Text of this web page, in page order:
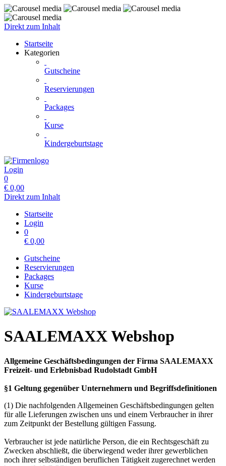
Direkt zum Inhalt
Startseite
Kategorien
Gutscheine
Reservierungen
Packages
Kurse
Kindergeburtstage
Login
0
€ 0,00
Direkt zum Inhalt
Startseite
Login
0
€ 0,00
Gutscheine
Reservierungen
Packages
Kurse
Kindergeburtstage
SAALEMAXX Webshop
Allgemeine Geschäftsbedingungen der Firma SAALEMAXX
Freizeit- und Erlebnisbad Rudolstadt GmbH
§1 Geltung gegenüber Unternehmern und Begriffsdefinitionen
(1) Die nachfolgenden Allgemeinen Geschäftsbedingungen gelten
für alle Lieferungen zwischen uns und einem Verbraucher in ihrer
zum Zeitpunkt der Bestellung gültigen Fassung.
Verbraucher ist jede natürliche Person, die ein Rechtsgeschäft zu
Zwecken abschließt, die überwiegend weder ihrer gewerblichen
noch ihrer selbständigen beruflichen Tätigkeit zugerechnet werden